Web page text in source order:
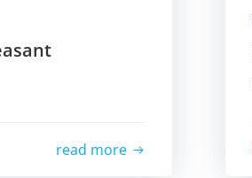
read more